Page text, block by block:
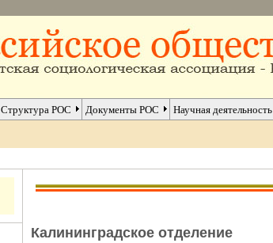
Структура РОС Документы РОС Научная деятельность
Калининградское отделение